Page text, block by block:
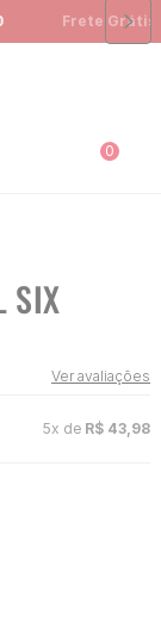
de R$ 399,00
0
SIX
Ver avaliações
5x de R$ 43 98